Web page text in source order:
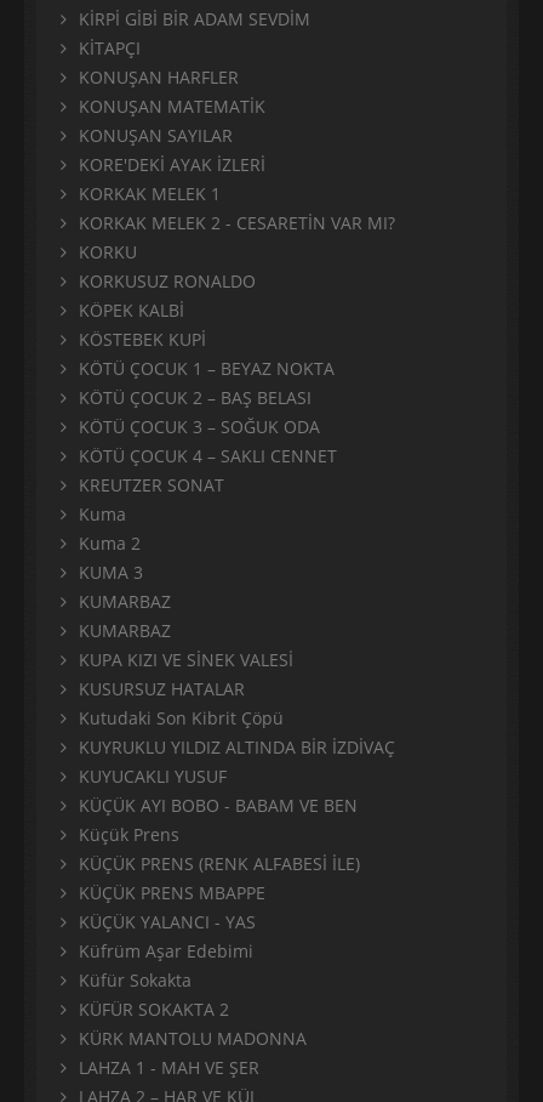
KİRPİ GİBİ BİR ADAM SEVDİM
KİTAPÇI
KONUŞAN HARFLER
KONUŞAN MATEMATİK
KONUŞAN SAYILAR
KORE'DEKİ AYAK İZLERİ
KORKAK MELEK 1
KORKAK MELEK 2 - CESARETİN VAR MI?
KORKU
KORKUSUZ RONALDO
KÖPEK KALBİ
KÖSTEBEK KUPİ
KÖTÜ ÇOCUK 1 – BEYAZ NOKTA
KÖTÜ ÇOCUK 2 – BAŞ BELASI
KÖTÜ ÇOCUK 3 – SOĞUK ODA
KÖTÜ ÇOCUK 4 – SAKLI CENNET
KREUTZER SONAT
Kuma
Kuma 2
KUMA 3
KUMARBAZ
KUMARBAZ
KUPA KIZI VE SİNEK VALESİ
KUSURSUZ HATALAR
Kutudaki Son Kibrit Çöpü
KUYRUKLU YILDIZ ALTINDA BİR İZDİVAÇ
KUYUCAKLI YUSUF
KÜÇÜK AYI BOBO - BABAM VE BEN
Küçük Prens
KÜÇÜK PRENS (RENK ALFABESİ İLE)
KÜÇÜK PRENS MBAPPE
KÜÇÜK YALANCI - YAS
Küfrüm Aşar Edebimi
Küfür Sokakta
KÜFÜR SOKAKTA 2
KÜRK MANTOLU MADONNA
LAHZA 1 - MAH VE ŞER
LAHZA 2 – HAR VE KÜL